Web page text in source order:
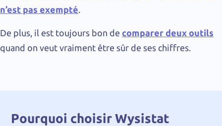
n’est pas exempté.
De plus, il est toujours bon de comparer deux outils
quand on veut vraiment être sûr de ses chiffres.
Pourquoi choisir Wysistat